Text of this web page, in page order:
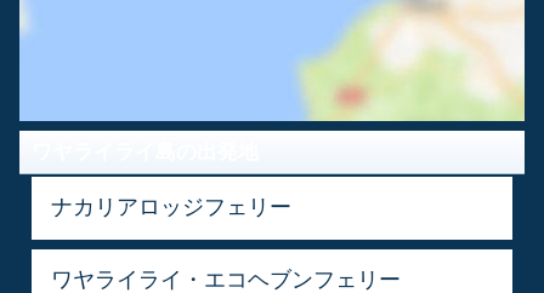
ナカリアロッジフェリー
ワヤライライ・エコヘブンフェリー